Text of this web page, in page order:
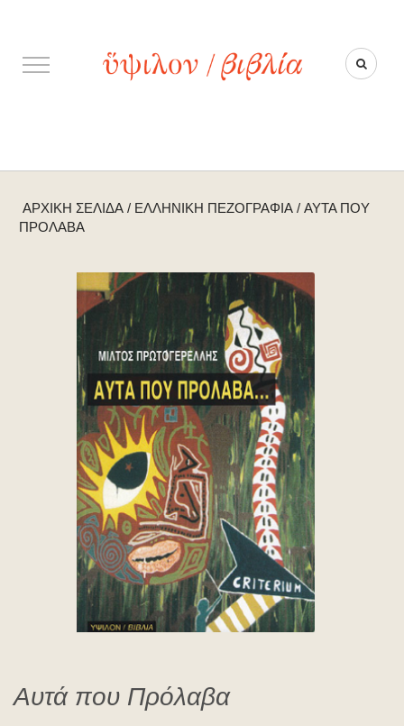
ΑΡΧΙΚΉ ΣΕΛΊΔΑ / ΕΛΛΗΝΙΚΉ ΠΕΖΟΓΡΑΦΊΑ / ΑΥΤΆ ΠΟΥ
ΠΡΌΛΑΒΑ
Πρωτογερέλλης Mίλτος
Αυτά που Πρόλαβα